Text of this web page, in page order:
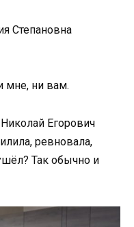
Степановна
мне, ни вам.
Егорович
ревновала,
Так обычно и